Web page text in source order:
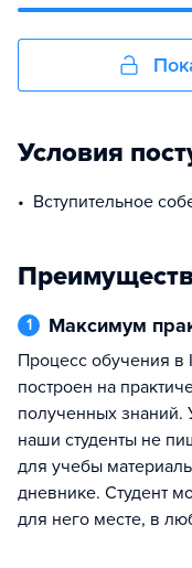
Условия
Вступительное
1 Максимум
Процесс обучения в IT Колледже Академии TOП
построен на
полученных знаний.
наши студенты не
для учебы
дневнике. Студент
для него месте, в